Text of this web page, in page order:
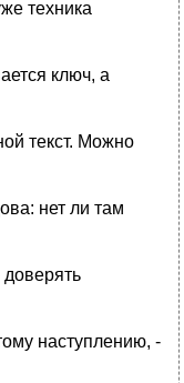
техника
ключ, а
текст. Можно
нет ли там
доверять
наступлению, -